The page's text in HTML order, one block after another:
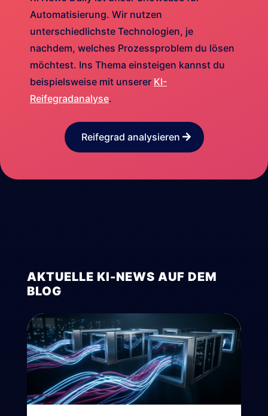
Automatisierung. Wir nutzen
unterschiedlichste Technologien, je
nachdem, welches Prozessproblem du lösen
möchtest. Ins Thema einsteigen kannst du
beispielsweise mit unserer KI-
Reifegradanalyse.
Reifegrad analysieren
AKTUELLE KI-NEWS AUF DEM
BLOG